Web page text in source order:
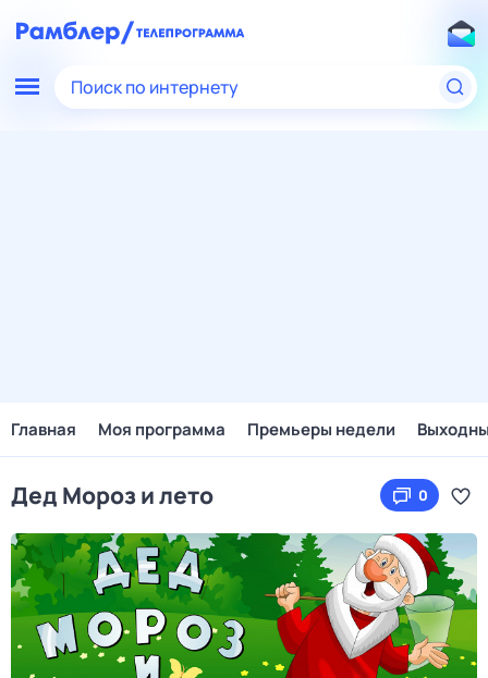
Поиск по интернету
Главная Моя программа Премьеры недели
Дед Мороз и лето 0